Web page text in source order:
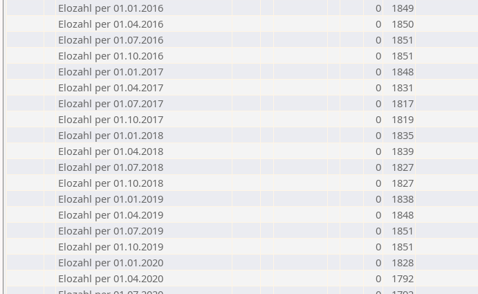
Elozahl per 01.01.2016
0
1849
Elozahl per 01.04.2016
0
1850
Elozahl per 01.07.2016
0
1851
Elozahl per 01.10.2016
0
1851
Elozahl per 01.01.2017
0
1848
Elozahl per 01.04.2017
0
1831
Elozahl per 01.07.2017
0
1817
Elozahl per 01.10.2017
0
1819
Elozahl per 01.01.2018
0
1835
Elozahl per 01.04.2018
0
1839
Elozahl per 01.07.2018
0
1827
Elozahl per 01.10.2018
0
1827
Elozahl per 01.01.2019
0
1838
Elozahl per 01.04.2019
0
1848
Elozahl per 01.07.2019
0
1851
Elozahl per 01.10.2019
0
1851
Elozahl per 01.01.2020
0
1828
Elozahl per 01.04.2020
0
1792